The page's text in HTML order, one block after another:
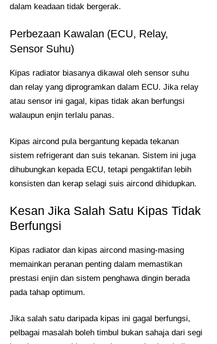
dalam keadaan tidak bergerak.
Perbezaan Kawalan (ECU, Relay,
Sensor Suhu)
Kipas radiator biasanya dikawal oleh sensor suhu
dan relay yang diprogramkan dalam ECU. Jika relay
atau sensor ini gagal, kipas tidak akan berfungsi
walaupun enjin terlalu panas.
Kipas aircond pula bergantung kepada tekanan
sistem refrigerant dan suis tekanan. Sistem ini juga
dihubungkan kepada ECU, tetapi pengaktifan lebih
konsisten dan kerap selagi suis aircond dihidupkan.
Kesan Jika Salah Satu Kipas Tidak
Berfungsi
Kipas radiator dan kipas aircond masing-masing
memainkan peranan penting dalam memastikan
prestasi enjin dan sistem penghawa dingin berada
pada tahap optimum.
Jika salah satu daripada kipas ini gagal berfungsi,
pelbagai masalah boleh timbul bukan sahaja dari segi